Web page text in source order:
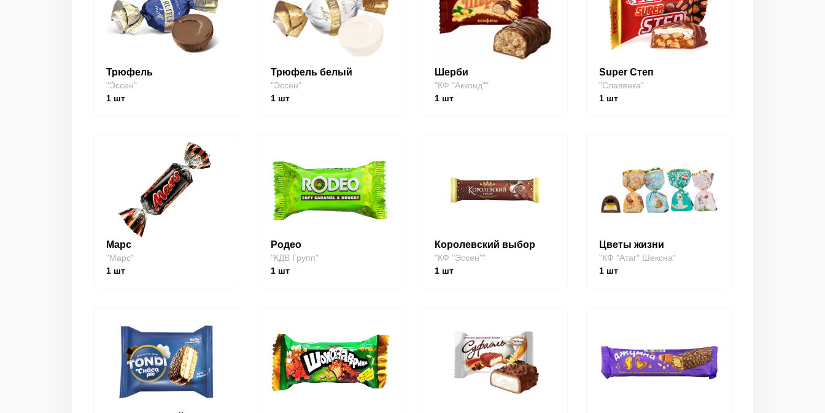
Трюфель
"Эссен"
1 шт
Трюфель белый
"Эссен"
1шт
Шерби
"КФ "Акконд""
1 шт
Super Степ
"Славянка"
1шт
Марс
"Марс"
1 шт
Родео
"КДВ Групп"
1шт
Королевский выбор
"КФ "Эссен""
1 шт
Цветы жизни
"КФ "Атаг" Шексна"
1шт